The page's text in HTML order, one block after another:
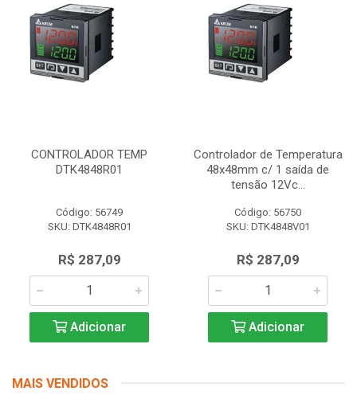
CONTROLADOR TEMP
DTK4848R01
Código: 56749
SKU: DTK4848R01
R$ 287,09
Adicionar
Controlador de Temperatura
48x48mm c/ 1 saída de
tensão 12Vc...
Código: 56750
SKU: DTK4848V01
R$ 287,09
Adicionar
MAIS VENDIDOS